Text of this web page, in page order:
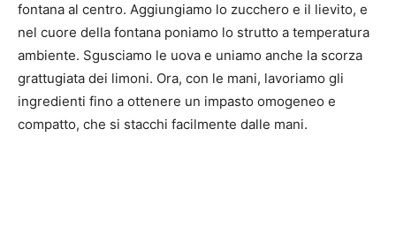
fontana al centro. Aggiungiamo lo zucchero e il lievito, e
nel cuore della fontana poniamo lo strutto a temperatura
ambiente. Sgusciamo le uova e uniamo anche la scorza
grattugiata dei limoni. Ora, con le mani, lavoriamo gli
ingredienti fino a ottenere un impasto omogeneo e
compatto, che si stacchi facilmente dalle mani.